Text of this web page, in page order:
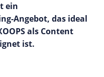
ein
Angebot, das ideal
als Content
ist.